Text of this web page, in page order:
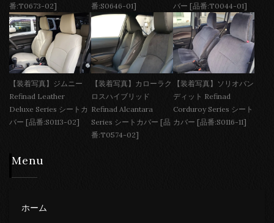
番:T0673-02]
番:S0646-01]
バー [品番:T0044-01]
【装着写真】ジムニー
Refinad Leather
Deluxe Series シートカ
バー [品番:S0113-02]
【装着写真】カローラク
ロスハイブリッド
Refinad Alcantara
Series シートカバー [品
番:T0574-02]
【装着写真】ソリオバン
ディット Refinad
Corduroy Series シート
カバー [品番:S0116-11]
Menu
ホーム